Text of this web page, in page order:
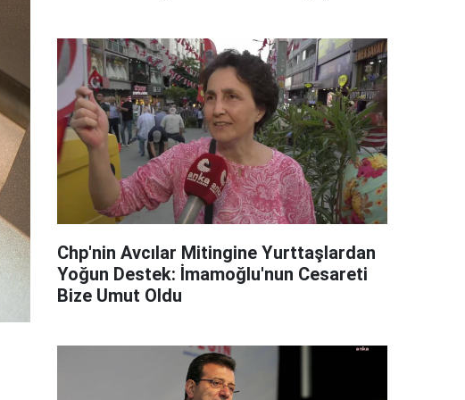
Chp'nin Avcılar Mitingine Yurttaşlardan
Yoğun Destek: İmamoğlu'nun Cesareti
Bize Umut Oldu